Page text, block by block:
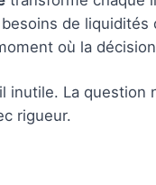
de
où la
inutile. La question
rigueur.